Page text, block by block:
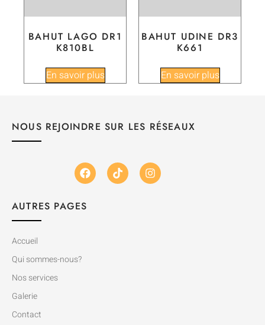
BAHUT LAGO DR1
K810BL
En savoir plus
BAHUT UDINE DR3
K661
En savoir plus
NOUS REJOINDRE SUR LES RÉSEAUX
AUTRES PAGES
Accueil
Qui sommes-nous?
Nos services
Galerie
Contact